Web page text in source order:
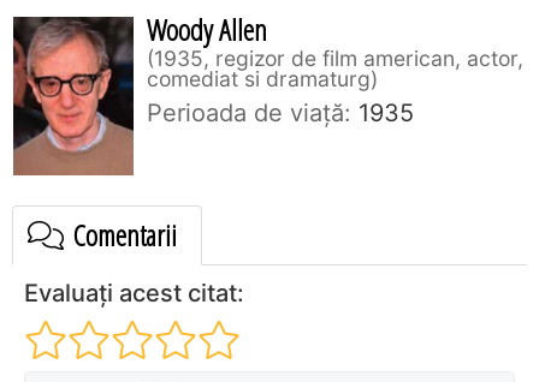
Woody Allen
1935, regizor de film american, actor,
comediat si dramaturg
Perioada de viaţă: 1935
Comentarii
Evaluați acest citat: